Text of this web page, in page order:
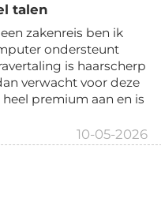
talen
zakenreis ben ik
ondersteunt
is haarscherp
verwacht voor deze
premium aan en is
10-05-2026